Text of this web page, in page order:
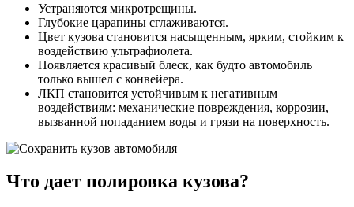
Устраняются микротрещины.
Глубокие царапины сглаживаются.
Цвет кузова становится насыщенным, ярким, стойким к
воздействию ультрафиолета.
Появляется красивый блеск, как будто автомобиль
только вышел с конвейера.
ЛКП становится устойчивым к негативным
воздействиям: механические повреждения, коррозии,
вызванной попаданием воды и грязи на поверхность.
Что дает полировка кузова?